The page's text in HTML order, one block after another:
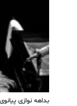
بداهه نوازی